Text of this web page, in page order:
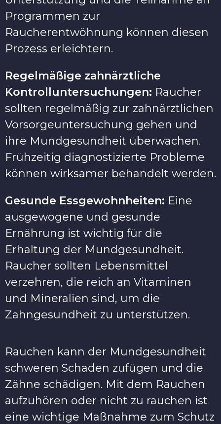
Programmen zur
Raucherentwöhnung können diesen
Prozess erleichtern.
Regelmäßige zahnärztliche
Kontrolluntersuchungen: Raucher
sollten regelmäßig zur zahnärztlichen
Vorsorgeuntersuchung gehen und
ihre Mundgesundheit überwachen.
Frühzeitig diagnostizierte Probleme
können wirksamer behandelt werden.
Gesunde Essgewohnheiten: Eine
ausgewogene und gesunde
Ernährung ist wichtig für die
Erhaltung der Mundgesundheit.
Raucher sollten Lebensmittel
verzehren, die reich an Vitaminen
und Mineralien sind, um die
Zahngesundheit zu unterstützen.
Rauchen kann der Mundgesundheit
schweren Schaden zufügen und die
Zähne schädigen. Mit dem Rauchen
aufzuhören oder nicht zu rauchen ist
eine wichtige Maßnahme zum Schutz